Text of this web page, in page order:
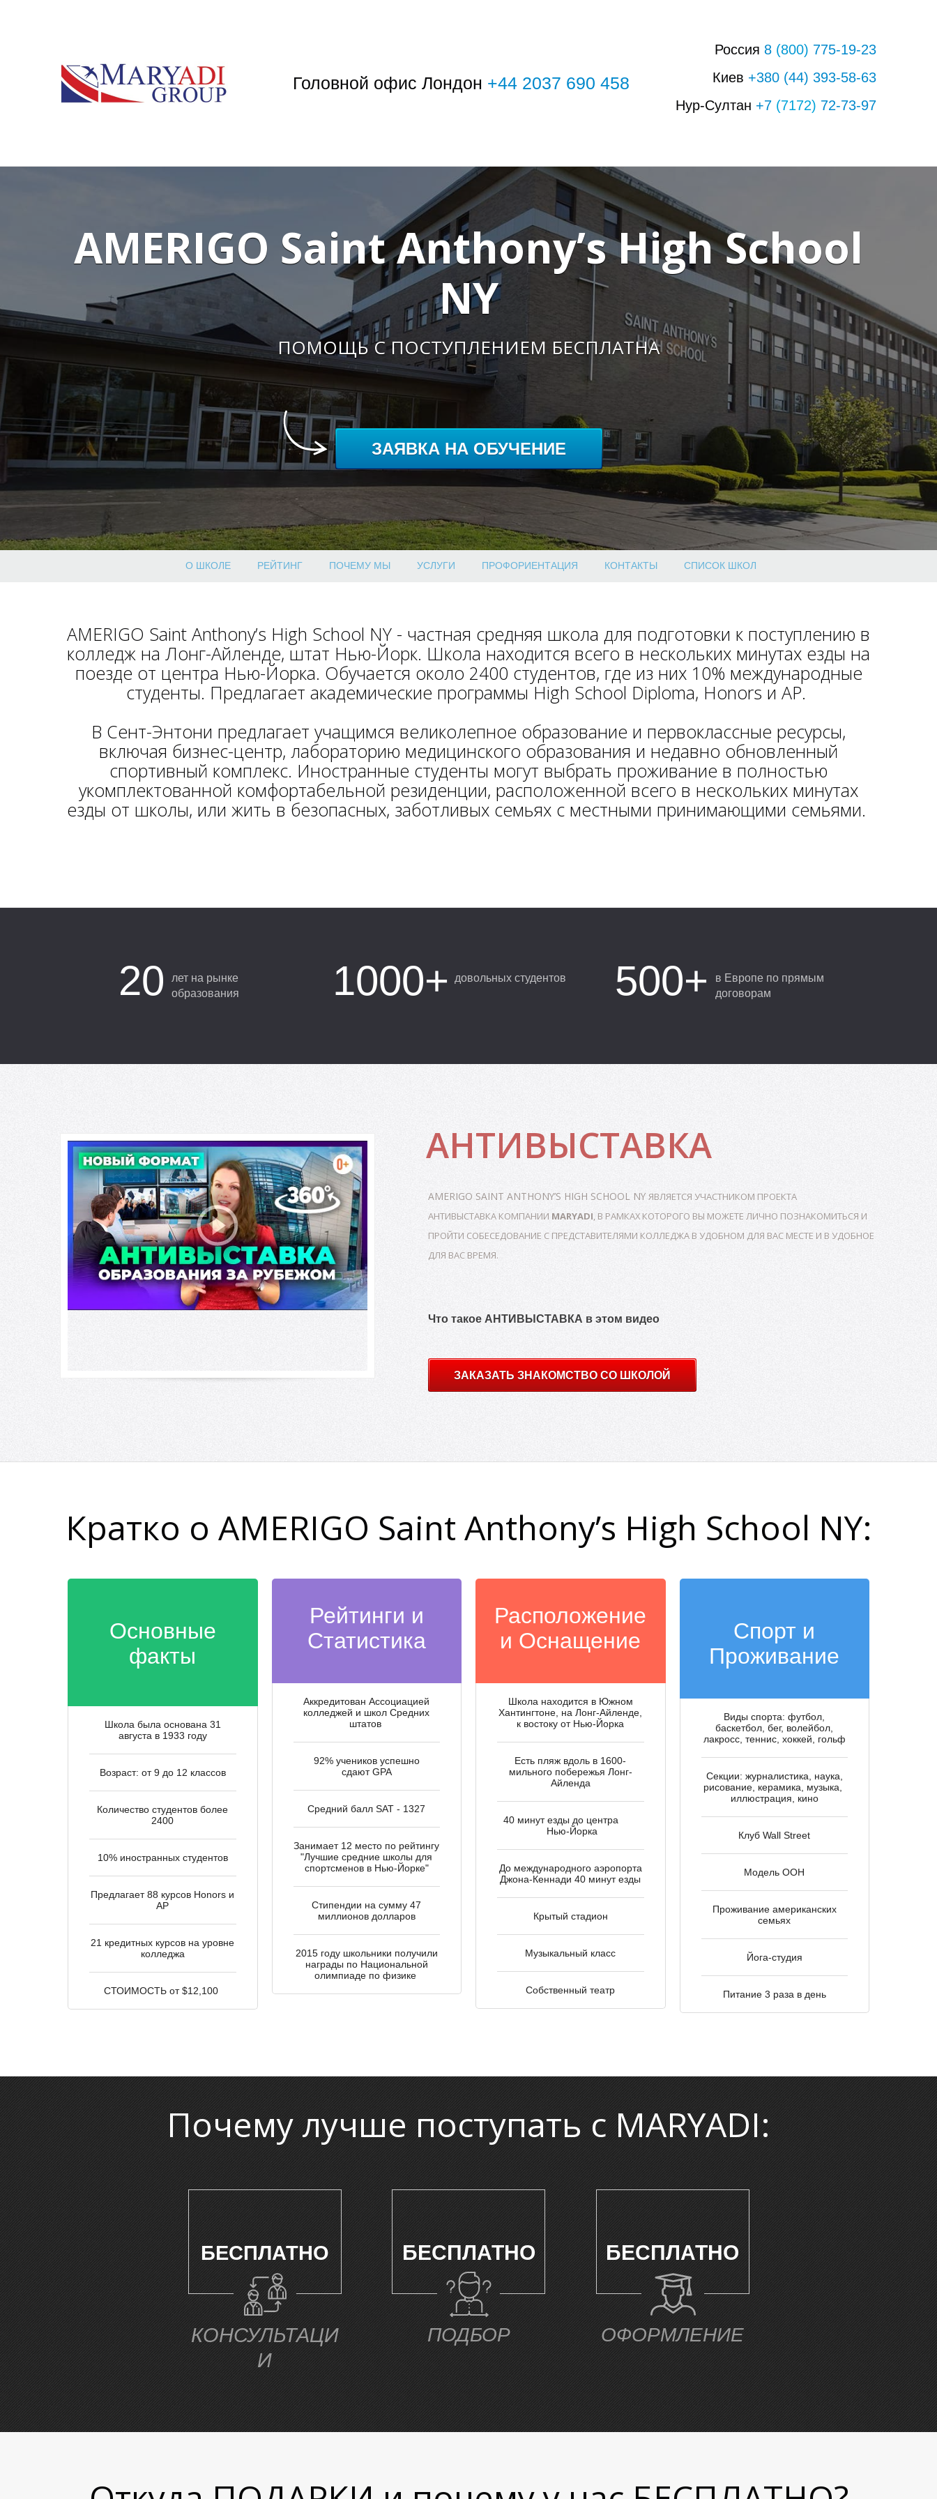
Головной офис Лондон +44 2037 690 458
Россия 8 (800) 775-19-23
Киев +380 (44) 393-58-63
Нур-Султан +7 (7172) 72-73-97
AMERIGO Saint Anthony’s High School
NY
ПОМОЩЬ С ПОСТУПЛЕНИЕМ БЕСПЛАТНА
ЗАЯВКА НА ОБУЧЕНИЕ
О ШКОЛЕ РЕЙТИНГ ПОЧЕМУ МЫ УСЛУГИ ПРОФОРИЕНТАЦИЯ КОНТАКТЫ СПИСОК ШКОЛ
AMERIGO Saint Anthony’s High School NY - частная средняя школа для подготовки к поступлению в
колледж на Лонг-Айленде, штат Нью-Йорк. Школа находится всего в нескольких минутах езды на
поезде от центра Нью-Йорка. Обучается около 2400 студентов, где из них 10% международные
студенты. Предлагает академические программы High School Diploma, Honors и AP.
В Сент-Энтони предлагает учащимся великолепное образование и первоклассные ресурсы,
включая бизнес-центр, лабораторию медицинского образования и недавно обновленный
спортивный комплекс. Иностранные студенты могут выбрать проживание в полностью
укомплектованной комфортабельной резиденции, расположенной всего в нескольких минутах
езды от школы, или жить в безопасных, заботливых семьях с местными принимающими семьями.
20
лет на рынке
образования
1000+довольных студентов 500+
в Европе по прямым
договорам
АНТИВЫСТАВКА
AMERIGO SAINT ANTHONY’S HIGH SCHOOL NY ЯВЛЯЕТСЯ УЧАСТНИКОМ ПРОЕКТА
АНТИВЫСТАВКАКОМПАНИИ MARYADI, В РАМКАХ КОТОРОГО ВЫ МОЖЕТЕ ЛИЧНО ПОЗНАКОМИТЬСЯ И
ПРОЙТИ СОБЕСЕДОВАНИЕ С ПРЕДСТАВИТЕЛЯМИ КОЛЛЕДЖА В УДОБНОМ ДЛЯ ВАС МЕСТЕ И В УДОБНОЕ
ДЛЯ ВАС ВРЕМЯ.
Что такое АНТИВЫСТАВКА в этом видео
ЗАКАЗАТЬ ЗНАКОМСТВО СО ШКОЛОЙ
Кратко о AMERIGO Saint Anthony’s High School NY:
Основные
факты
Школа была основана 31
августа в 1933 году
Возраст: от 9 до 12 классов
Количество студентов более
2400
10% иностранных студентов
Предлагает 88 курсов Honors и
AP
21 кредитных курсов на уровне
колледжа
СТОИМОСТЬ от $12,100
Рейтинги и
Статистика
Аккредитован Ассоциацией
колледжей и школ Средних
штатов
92% учеников успешно
сдают GPA
Средний балл SAT - 1327
Занимает 12 место по рейтингу
"Лучшие средние школы для
спортсменов в Нью-Йорке"
Стипендии на сумму 47
миллионов долларов
2015 году школьники получили
награды по Национальной
олимпиаде по физике
Расположение
и Оснащение
Школа находится в Южном
Хантингтоне, на Лонг-Айленде,
к востоку от Нью-Йорка
Есть пляж вдоль в 1600-
мильного побережья Лонг-
Айленда
40 минут езды до центра
Нью-Йорка
До международного аэропорта
Джона-Кеннади 40 минут езды
Крытый стадион
Музыкальный класс
Собственный театр
Спорт и
Проживание
Виды спорта: футбол,
баскетбол, бег, волейбол,
лакросс, теннис, хоккей, гольф
Секции: журналистика, наука,
рисование, керамика, музыка,
иллюстрация, кино
Клуб Wall Street
Модель ООН
Проживание американских
семьях
Йога-студия
Питание 3 раза в день
Почему лучше поступать с MARYADI:
БЕСПЛАТНО
КОНСУЛЬТАЦИ
И
БЕСПЛАТНО
ПОДБОР
БЕСПЛАТНО
ОФОРМЛЕНИЕ